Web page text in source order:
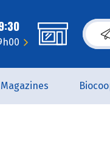
Magazines